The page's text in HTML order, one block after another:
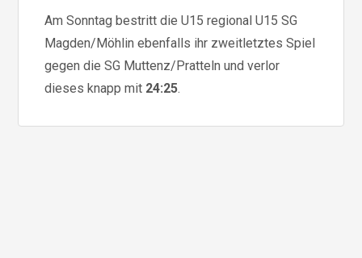
Am Sonntag bestritt die U15 regional U15 SG
Magden/Möhlin ebenfalls ihr zweitletztes Spiel
gegen die SG Muttenz/Pratteln und verlor
dieses knapp mit 24:25.